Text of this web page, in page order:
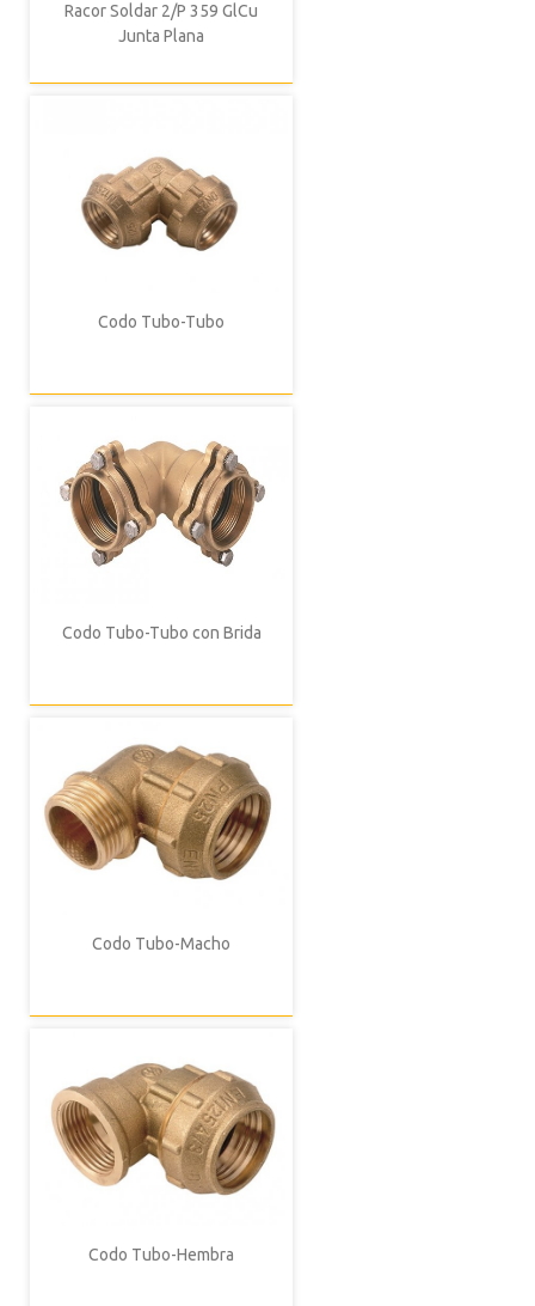
Racor Soldar 2/P 359 GlCu
Junta Plana
Codo Tubo-Tubo
Codo Tubo-Tubo con Brida
Codo Tubo-Macho
Codo Tubo-Hembra